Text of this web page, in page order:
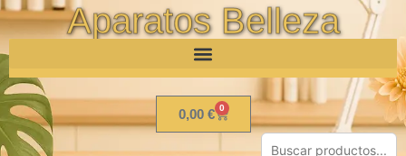
Aparatos Belleza
0,00 € 0